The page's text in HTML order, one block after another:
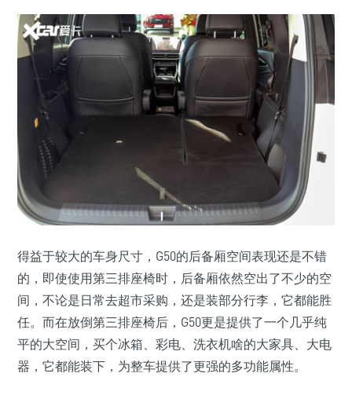
得益于较大的车身尺寸，G50的后备厢空间表现还是不错
的，即使使用第三排座椅时，后备厢依然空出了不少的空
间，不论是日常去超市采购，还是装部分行李，它都能胜
任。而在放倒第三排座椅后，G50更是提供了一个几乎纯
平的大空间，买个冰箱、彩电、洗衣机啥的大家具、大电
器，它都能装下，为整车提供了更强的多功能属性。